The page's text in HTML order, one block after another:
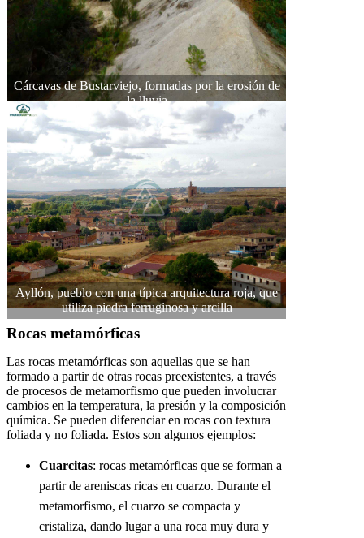
Cárcavas de Bustarviejo, formadas por la erosión de
la lluvia
Ayllón, pueblo con una típica arquitectura roja, que
utiliza piedra ferruginosa y arcilla
Rocas metamórficas
Las rocas metamórficas son aquellas que se han
formado a partir de otras rocas preexistentes, a través
de procesos de metamorfismo que pueden involucrar
cambios en la temperatura, la presión y la composición
química. Se pueden diferenciar en rocas con textura
foliada y no foliada. Estos son algunos ejemplos:
Cuarcitas: rocas metamórficas que se forman a
partir de areniscas ricas en cuarzo. Durante el
metamorfismo, el cuarzo se compacta y
cristaliza, dando lugar a una roca muy dura y